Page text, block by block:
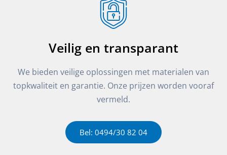
Veilig en transparant
We bieden veilige oplossingen met materialen van
topkwaliteit en garantie. Onze prijzen worden vooraf
vermeld.
Bel: 0494/30 82 04